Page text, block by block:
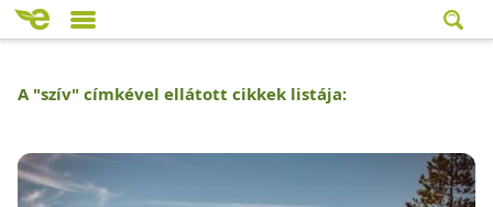
A "szív" címkével ellátott cikkek listája: